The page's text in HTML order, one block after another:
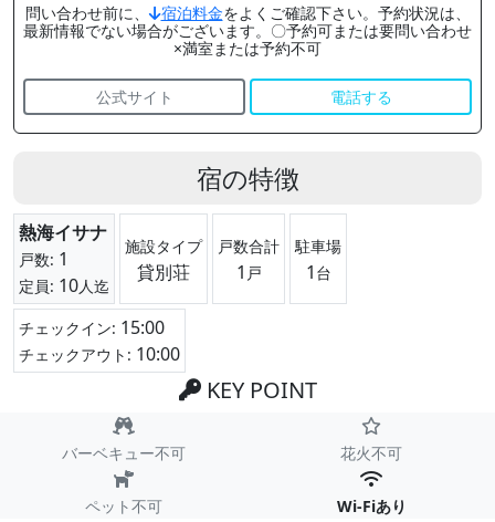
問い合わせ前に、 宿泊料金をよくご確認下さい。予約状況は、
最新情報でない場合がございます。〇予約可または要問い合わせ
×満室または予約不可
公式サイト 電話する
宿の特徴
熱海イサナ
戸数: 1
定員: 10人迄
施設タイプ
貸別荘
戸数合計
1 戸
駐車場
1 台
チェックイン: 15:00
チェックアウト: 10:00
KEY POINT
バーベキュー不可 花火不可
ペット不可 Wi-Fiあり